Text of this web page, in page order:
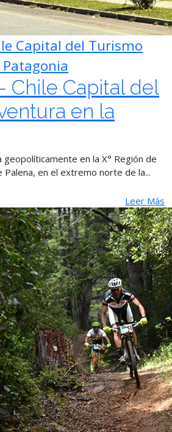
Capital del Turismo
Chile Capital del
en la
geopolíticamente en la X° Región de
Palena, en el extremo norte de la...
Leer Más